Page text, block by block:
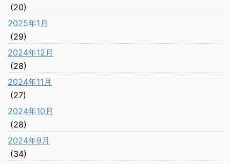
(20)
2025年1月
(29)
2024年12月
(28)
2024年11月
(27)
2024年10月
(28)
2024年9月
(34)